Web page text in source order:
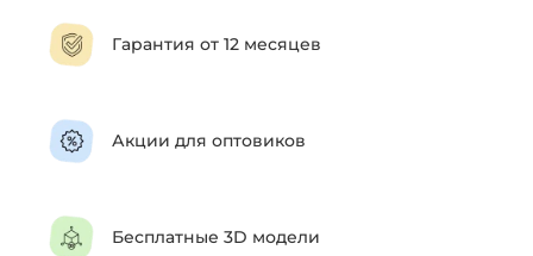
Гарантия от 12 месяцев
Акции для оптовиков
Бесплатные 3D модели